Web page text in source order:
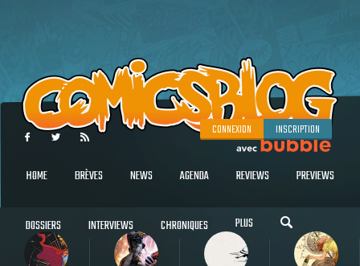
CONNEXION INSCRIPTION
HOME BRÈVES NEWS AGENDA REVIEWS PREVIEWS
DOSSIERS INTERVIEWS CHRONIQUES PLUS